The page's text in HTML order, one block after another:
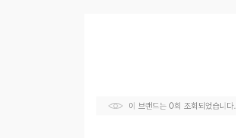
이 브랜드는 0회 조회되었습니다.